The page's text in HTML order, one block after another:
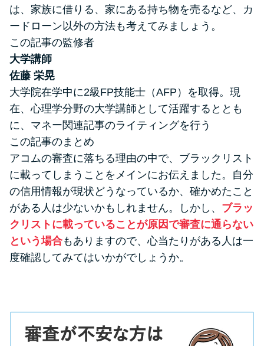
は、家族に借りる、家にある持ち物を売るなど、カ
ードローン以外の方法も考えてみましょう。
この記事の監修者
大学講師
佐藤 栄晃
大学院在学中に2級FP技能士（AFP）を取得。現
在、心理学分野の大学講師として活躍するととも
に、マネー関連記事のライティングを行う
この記事のまとめ
アコムの審査に落ちる理由の中で、ブラックリスト
に載ってしまうことをメインにお伝えました。自分
の信用情報が現状どうなっているか、確かめたこと
がある人は少ないかもしれません。しかし、 ブラッ
クリストに載っていることが原因で審査に通らない
という場合もありますので、心当たりがある人は一
度確認してみてはいかがでしょうか。